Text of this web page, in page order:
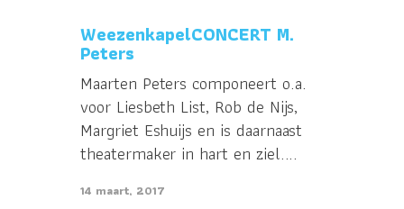
WeezenkapelCONCERT M.
Peters
Maarten Peters componeert o.a.
voor Liesbeth List, Rob de Nijs,
Margriet Eshuijs en is daarnaast
theatermaker in hart en ziel....
14 maart, 2017